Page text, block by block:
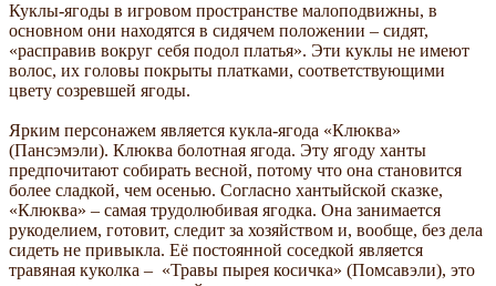
Куклы-ягоды в игровом пространстве малоподвижны, в
основном они находятся в сидячем положении – сидят,
«расправив вокруг себя подол платья». Эти куклы не имеют
волос, их головы покрыты платками, соответствующими
цвету созревшей ягоды.
Ярким персонажем является кукла-ягода «Клюква»
(Пансэмэли). Клюква болотная ягода. Эту ягоду ханты
предпочитают собирать весной, потому что она становится
более сладкой, чем осенью. Согласно хантыйской сказке,
«Клюква» – самая трудолюбивая ягодка. Она занимается
рукоделием, готовит, следит за хозяйством и, вообще, без дела
сидеть не привыкла. Её постоянной соседкой является
травяная куколка – «Травы пырея косичка» (Помсавэли), это